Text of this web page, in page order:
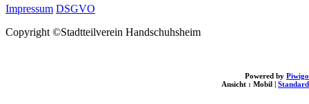
Powered by Piwigo
Ansicht : Mobil | Standard
Impressum DSGVO
Copyright ©Stadtteilverein Handschuhsheim